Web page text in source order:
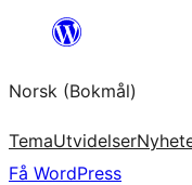
Hopp
innhold
Norsk (Bokmål)
TemaUtvidelser
Få WordPress